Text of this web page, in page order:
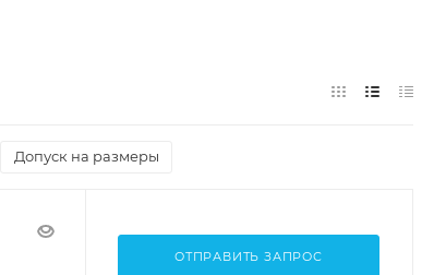
Допуск на размеры
ОТПРАВИТЬ ЗАПРОС